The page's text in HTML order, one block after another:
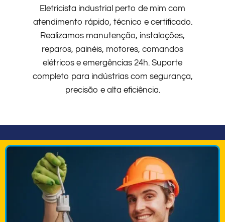
Eletricista industrial perto de mim com
atendimento rápido, técnico e certificado.
Realizamos manutenção, instalações,
reparos, painéis, motores, comandos
elétricos e emergências 24h. Suporte
completo para indústrias com segurança,
precisão e alta eficiência.